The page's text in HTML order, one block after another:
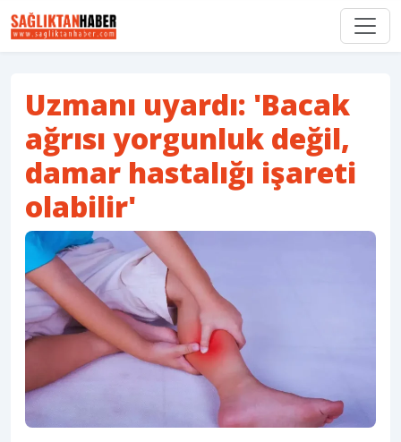
Uzmanı uyardı: 'Bacak
ağrısı yorgunluk değil,
damar hastalığı işareti
olabilir'